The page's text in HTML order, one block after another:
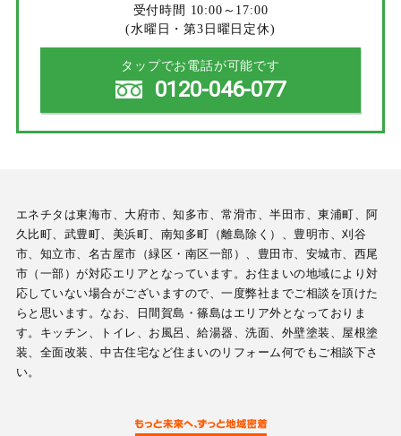
受付時間 10:00～17:00
(水曜日・第3日曜日定休)
タップでお電話が可能です
0120-046-077
エネチタは東海市、大府市、知多市、常滑市、半田市、東浦町、阿
久比町、武豊町、美浜町、南知多町（離島除く）、豊明市、刈谷
市、知立市、名古屋市（緑区・南区一部）、豊田市、安城市、西尾
市（一部）が対応エリアとなっています。お住まいの地域により対
応していない場合がございますので、一度弊社までご相談を頂けた
らと思います。なお、日間賀島・篠島はエリア外となっておりま
す。キッチン、トイレ、お風呂、給湯器、洗面、外壁塗装、屋根塗
装、全面改装、中古住宅など住まいのリフォーム何でもご相談下さ
い。